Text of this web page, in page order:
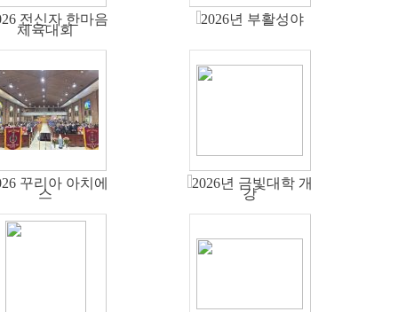
전신자 한마음
체육대회
2026년 부활성야
꾸리아 아치에
스
2026년 금빛대학 개
강